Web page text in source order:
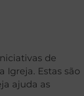
de
Igreja. Estas são
ajuda as